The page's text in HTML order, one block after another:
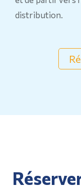
distribution.